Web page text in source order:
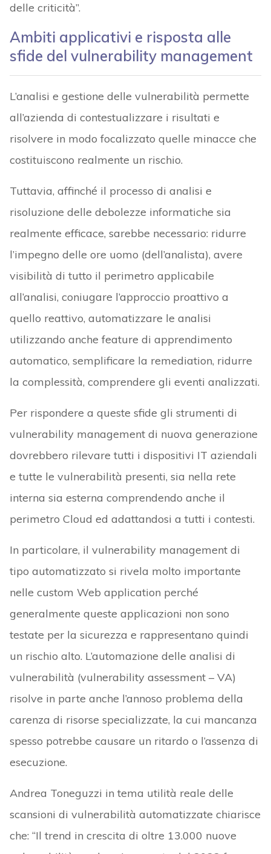
delle criticità”.
Ambiti applicativi e risposta alle
sfide del vulnerability management
L’analisi e gestione delle vulnerabilità permette
all’azienda di contestualizzare i risultati e
risolvere in modo focalizzato quelle minacce che
costituiscono realmente un rischio.
Tuttavia, affinché il processo di analisi e
risoluzione delle debolezze informatiche sia
realmente efficace, sarebbe necessario: ridurre
l’impegno delle ore uomo (dell’analista), avere
visibilità di tutto il perimetro applicabile
all’analisi, coniugare l’approccio proattivo a
quello reattivo, automatizzare le analisi
utilizzando anche feature di apprendimento
automatico, semplificare la remediation, ridurre
la complessità, comprendere gli eventi analizzati.
Per rispondere a queste sfide gli strumenti di
vulnerability management di nuova generazione
dovrebbero rilevare tutti i dispositivi IT aziendali
e tutte le vulnerabilità presenti, sia nella rete
interna sia esterna comprendendo anche il
perimetro Cloud ed adattandosi a tutti i contesti.
In particolare, il vulnerability management di
tipo automatizzato si rivela molto importante
nelle custom Web application perché
generalmente queste applicazioni non sono
testate per la sicurezza e rappresentano quindi
un rischio alto. L’automazione delle analisi di
vulnerabilità (vulnerability assessment – VA)
risolve in parte anche l’annoso problema della
carenza di risorse specializzate, la cui mancanza
spesso potrebbe causare un ritardo o l’assenza di
esecuzione.
Andrea Toneguzzi in tema utilità reale delle
scansioni di vulnerabilità automatizzate chiarisce
che: “Il trend in crescita di oltre 13.000 nuove